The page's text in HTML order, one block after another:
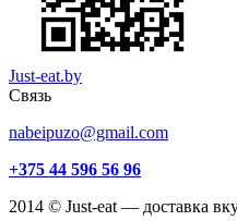
Just-eat.by
Связь
nabeipuzo@gmail.com
+375 44 596 56 96
2014 © Just-eat — доставка